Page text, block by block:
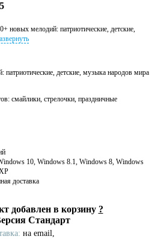
новых мелодий: патриотические, детские,
патриотические, детские, музыка народов мира
смайлики, стрелочки, праздничные
10, Windows 8.1, Windows 8, Windows
доставка
добавлен в корзину ?
Стандарт
на email,